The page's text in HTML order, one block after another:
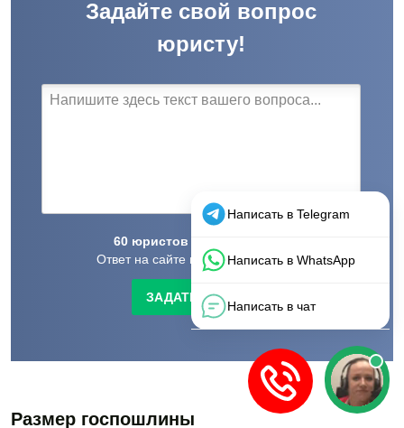
Задайте свой вопрос
юристу!
60 юристов
Ответ на сайте в течение14 минут
ЗАДАТЬ ВОПРОС
Размер госпошлины